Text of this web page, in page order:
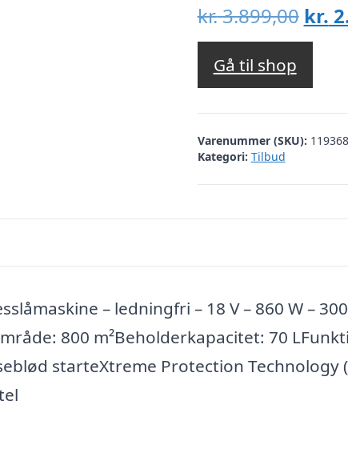
kr.3.899,00 Den
var:
kr.
kr.
Gå til shop
Varenummer (SKU):
Kategori: Tilbud
– ledningfri – 18 V – 860 W –
800 m²Beholderkapacitet: 70
starteXtreme Protection Technology